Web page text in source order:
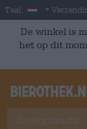
Skip to main content
Taal: Dutch
De winkel is
het op dit